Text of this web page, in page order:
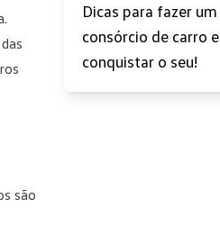
são
Dicas para fazer um
consórcio de carro e
conquistar o seu!